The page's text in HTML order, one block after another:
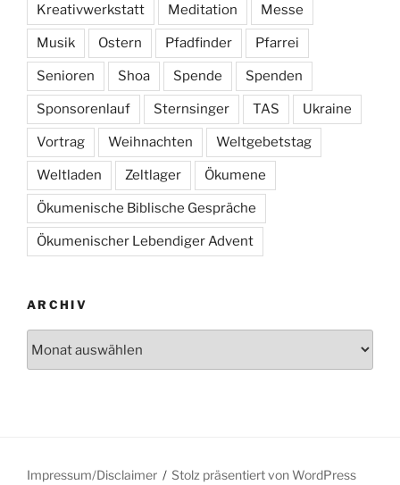
Kreativwerkstatt Meditation Messe
Musik Ostern Pfadfinder Pfarrei
Senioren Shoa Spende Spenden
Sponsorenlauf Sternsinger TAS Ukraine
Vortrag Weihnachten Weltgebetstag
Weltladen Zeltlager Ökumene
Ökumenische Biblische Gespräche
Ökumenischer Lebendiger Advent
ARCHIV
Impressum/Disclaimer Stolz präsentiert von WordPress